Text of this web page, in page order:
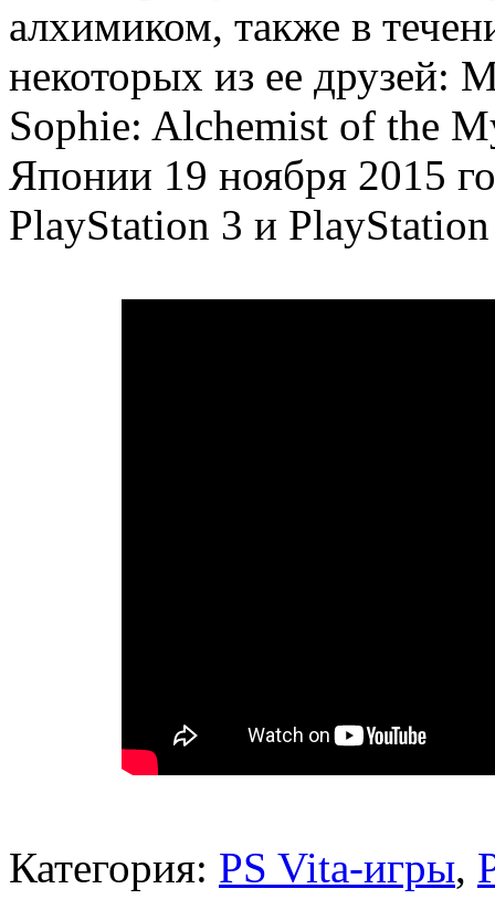
алхимиком, также в
некоторых из ее друзей:
Sophie: Alchemist of the
Японии 19 ноября 2015
PlayStation 3 и
Категория: PS Vita-игры,